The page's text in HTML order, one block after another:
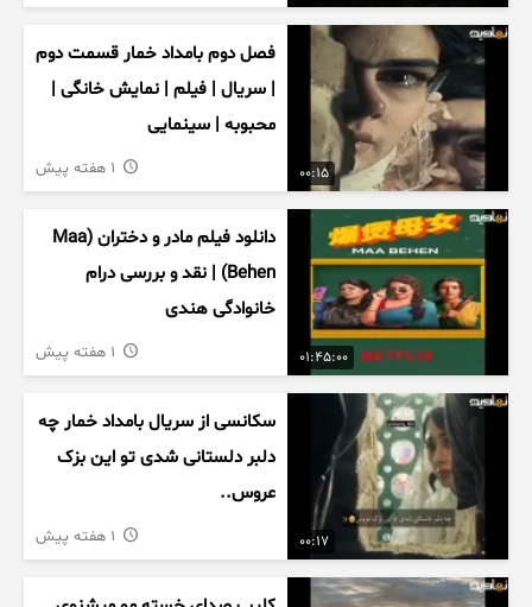
00:15
فصل دوم بامداد خمار قسمت دوم
| سریال | فیلم | نمایش خانگی |
محبوبه | سینمایی
01:45:00
دانلود فیلم مادر و دختران (Maa
Behen) | نقد و بررسی درام
خانوادگی هندی
00:17
سکانسی از سریال بامداد خمار چه
دلبر دلستانی شدی تو این بزک
عروس..